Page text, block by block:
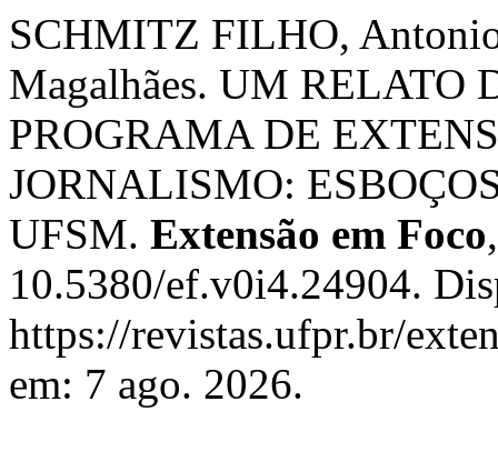
SCHMITZ FILHO,
Magalhães. UM RELATO
PROGRAMA DE
JORNALISMO:
UFSM. Extensão em Foco
10.5380/ef.v0i4.24904.
https://revistas.ufpr.br/
em: 7 ago. 2026.